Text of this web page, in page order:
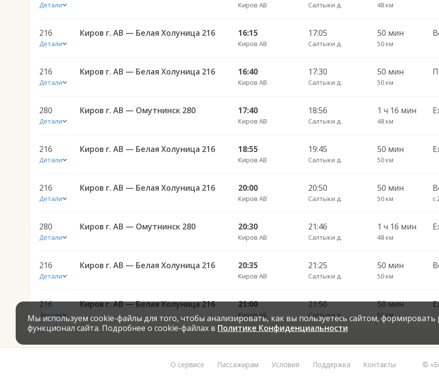
Детали Киров АВ Салтыки д. 48 км
216
Детали
Киров г. АВ — Белая Холуница 216 16:15
Киров АВ
17:05
Салтыки д.
50 мин
50 км
216
Детали
Киров г. АВ — Белая Холуница 216 16:40
Киров АВ
17:30
Салтыки д.
50 мин
50 км
280
Детали
Киров г. АВ — Омутнинск 280 17:40
Киров АВ
18:56
Салтыки д.
1 ч 16 мин
48 км
216
Детали
Киров г. АВ — Белая Холуница 216 18:55
Киров АВ
19:45
Салтыки д.
50 мин
50 км
216
Детали
Киров г. АВ — Белая Холуница 216 20:00
Киров АВ
20:50
Салтыки д.
50 мин
50 км с
280
Детали
Киров г. АВ — Омутнинск 280 20:30
Киров АВ
21:46
Салтыки д.
1 ч 16 мин
48 км
216
Детали
Киров г. АВ — Белая Холуница 216 20:35
Киров АВ
21:25
Салтыки д.
50 мин
50 км
216
Детали
Киров г. АВ — Белая Холуница 216 21:00
Киров АВ
21:50
Салтыки д.
50 мин
50 км
Мы используем cookie-файлы для того, чтобы анализировать, как вы пользуетесь сайтом,
функционал сайта. Подробнее о cookie-файлах в Политике Конфиденциальности
О сервисе Пассажирам Условия Поддержка Контакты ©